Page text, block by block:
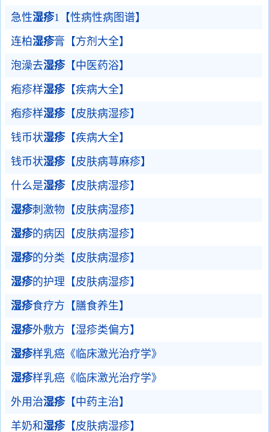
急性湿疹1【性病性病图谱】
连柏湿疹膏【方剂大全】
泡澡去湿疹【中医药浴】
疱疹样湿疹【疾病大全】
疱疹样湿疹【皮肤病湿疹】
钱币状湿疹【疾病大全】
钱币状湿疹【皮肤病荨麻疹】
什么是湿疹【皮肤病湿疹】
湿疹刺激物【皮肤病湿疹】
湿疹的病因【皮肤病湿疹】
湿疹的分类【皮肤病湿疹】
湿疹的护理【皮肤病湿疹】
湿疹食疗方【膳食养生】
湿疹外敷方【湿疹类偏方】
湿疹样乳癌《临床激光治疗学》
湿疹样乳癌《临床激光治疗学》
外用治湿疹【中药主治】
羊奶和湿疹【皮肤病湿疹】